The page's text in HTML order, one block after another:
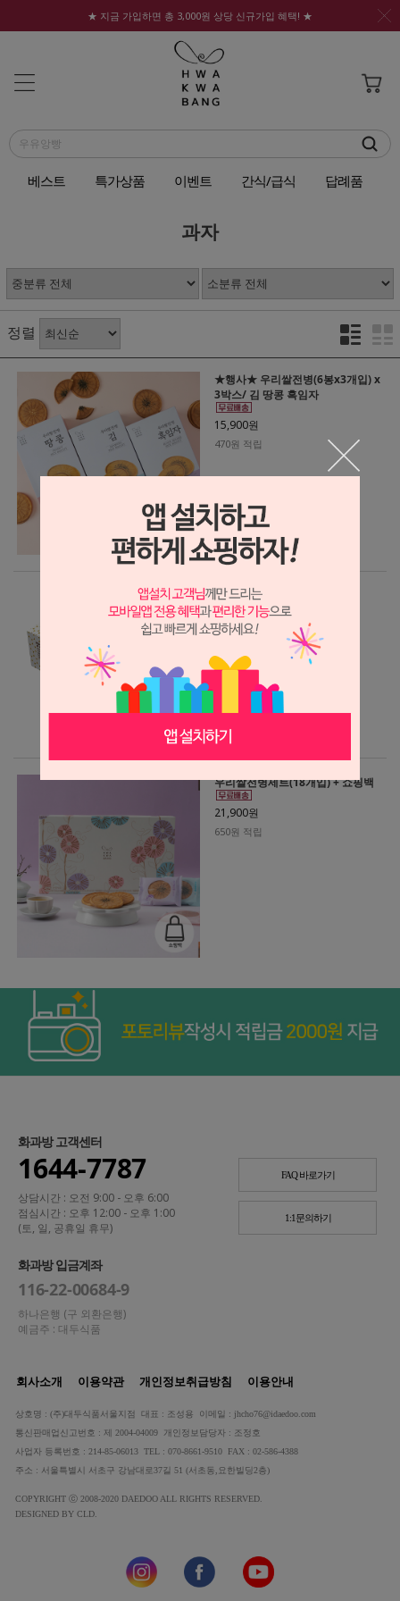
★ 지금 가입하면 총 3,000원 상당 신규가입 혜택! ★
베스트 특가상품 이벤트 간식/급식 답례품
과자
정렬
★행사★ 우리쌀전병(6봉x3개입) x
3박스/ 김 땅콩 흑임자
15,900원
470원 적립
찹쌀 모나카 깍지 갈색 50개
15,000원
우리쌀전병세트(18개입) + 쇼핑백
21,900원
650원 적립
화과방 고객센터
1644-7787
상담시간 : 오전 9:00 - 오후 6:00
점심시간 : 오후 12:00 - 오후 1:00
(토, 일, 공휴일 휴무)
FAQ 바로가기
1:1문의하기
화과방 입금계좌
116-22-00684-9
하나은행 (구 외환은행)
예금주 : 대두식품
회사소개 이용약관 개인정보취급방침 이용안내
상호명 : (주)대두식품서울지점 대표 : 조성용 이메일 : jhcho76@idaedoo.com
통신판매업신고번호 : 제 2004-04009 개인정보담당자 : 조정호
사업자 등록번호 : 214-85-06013 TEL : 070-8661-9510 FAX : 02-586-4388
주소 : 서울특별시 서초구 강남대로37길 51 (서초동,요한빌딩2층)
COPYRIGHT ⓒ 2008-2020 DAEDOO ALL RIGHTS RESERVED.
DESIGNED BY CLD.